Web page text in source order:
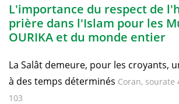
L'importance du respect de
prière dans l'Islam pour les
OURIKA et du monde entier
La Salât demeure, pour les croyants,
à des temps déterminés Coran, sourate
103